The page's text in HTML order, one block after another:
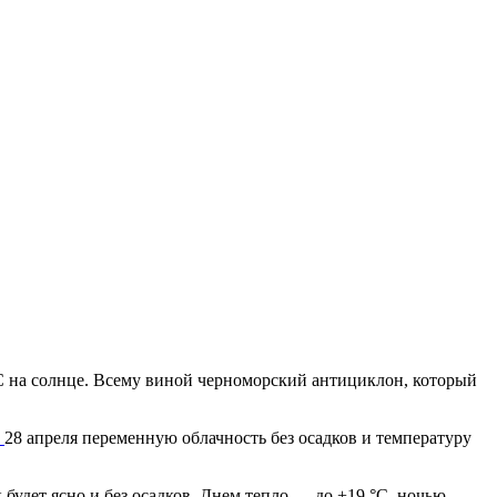
на солнце. Всему виной черноморский антициклон, который
28 апреля переменную облачность без осадков и температуру